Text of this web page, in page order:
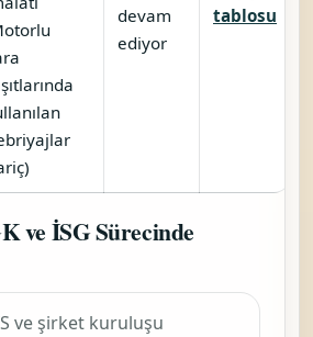
devam
ediyor
tablosu
ve İSG Sürecinde
ve şirket kuruluşu